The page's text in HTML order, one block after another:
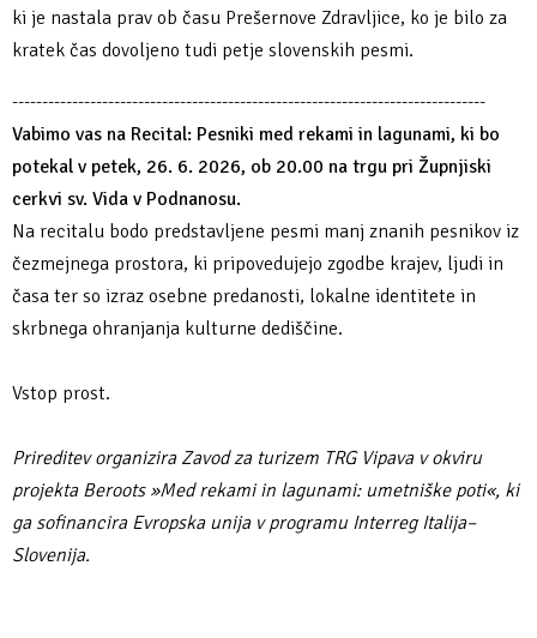
ki je nastala prav ob času Prešernove Zdravljice, ko je bilo za
kratek čas dovoljeno tudi petje slovenskih pesmi.
-------------------------------------------------------------------------------
Vabimo vas na Recital: Pesniki med rekami in lagunami, ki bo
potekal v petek, 26. 6. 2026, ob 20.00 na trgu pri Župnjiski
cerkvi sv. Vida v Podnanosu.
Na recitalu bodo predstavljene pesmi manj znanih pesnikov iz
čezmejnega prostora, ki pripovedujejo zgodbe krajev, ljudi in
časa ter so izraz osebne predanosti, lokalne identitete in
skrbnega ohranjanja kulturne dediščine.
Vstop prost.
Prireditev organizira Zavod za turizem TRG Vipava v okviru
projekta Beroots »Med rekami in lagunami: umetniške poti«, ki
ga sofinancira Evropska unija v programu Interreg Italija–
Slovenija.